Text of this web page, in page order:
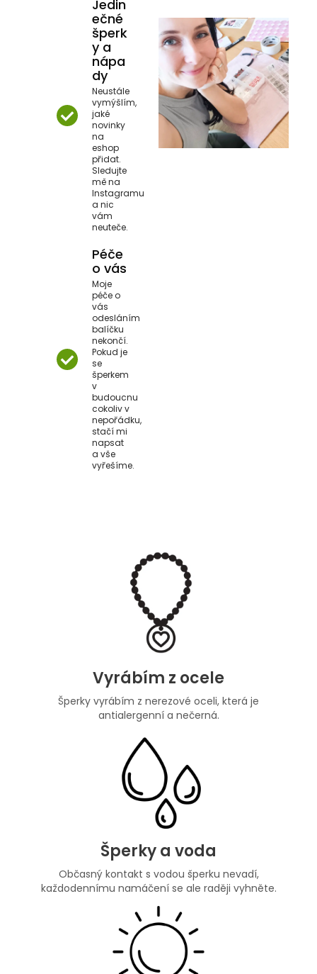
Jedin
ečné
šperk
y a
nápa
dy
Neustále
vymýšlím,
jaké
novinky
na
eshop
přidat.
Sledujte
mě na
Instagramu
a nic
vám
neuteče.
Péče
o vás
Moje
péče o
vás
odesláním
balíčku
nekončí.
Pokud je
se
šperkem
v
budoucnu
cokoliv v
nepořádku,
stačí mi
napsat
a vše
vyřešíme.
Vyrábím z ocele
Šperky vyrábím z nerezové oceli, která je
antialergenní a nečerná.
Šperky a voda
Občasný kontakt s vodou šperku nevadí,
každodennímu namáčení se ale raději vyhněte.